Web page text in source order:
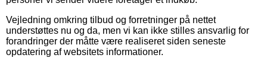
Vejledning omkring tilbud og forretninger på nettet
understøttes nu og da, men vi kan ikke stilles ansvarlig for
forandringer der måtte være realiseret siden seneste
opdatering af websitets informationer.